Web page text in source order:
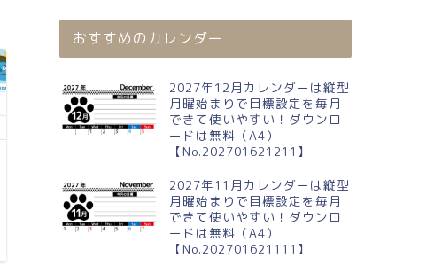
生活イラストのかわいいA4無料
カレンダー
色団子イラストのかわいいカレ
ンダー
おすすめのカレンダー
2027年12月カレンダーは縦型
月曜始まりで目標設定を毎月
できて使いやすい！ダウンロ
ードは無料（A4）
【No.202701621211】
2027年11月カレンダーは縦型
月曜始まりで目標設定を毎月
できて使いやすい！ダウンロ
ードは無料（A4）
【No.202701621111】